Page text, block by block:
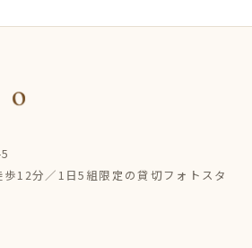
12分／1日5組限定の貸切フォトスタ